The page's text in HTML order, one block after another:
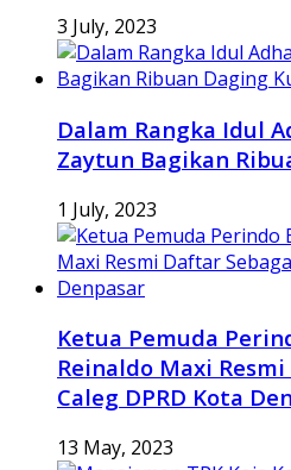
3 July, 2023
Dalam Rangka Idul
Zaytun Bagikan
1 July, 2023
Ketua Pemuda
Reinaldo Maxi
Caleg DPRD Kota
13 May, 2023